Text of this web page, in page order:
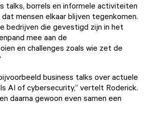
talks, borrels en informele activiteiten
mensen elkaar blijven tegenkomen.
bedrijven die gevestigd zijn in het
mee aan de
en challenges zoals wie zet de
business talks over actuele
AI of cybersecurity,” vertelt Roderick.
daarna gewoon even samen een